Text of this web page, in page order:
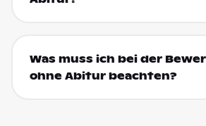
Was muss ich bei der
ohne Abitur beachten?